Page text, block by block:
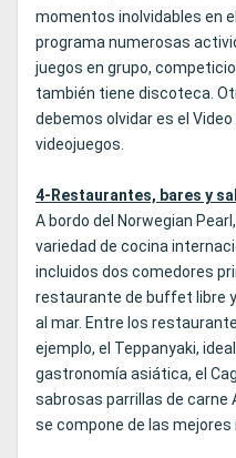
momentos inolvidables en
programa numerosas
juegos en grupo,
también tiene discoteca.
debemos olvidar es el
videojuegos.
4-Restaurantes, bares y
A bordo del Norwegian
variedad de cocina
incluidos dos comedores
restaurante de buffet libre
al mar. Entre los
ejemplo, el Teppanyaki,
gastronomía asiática, el
sabrosas parrillas de carne
se compone de las